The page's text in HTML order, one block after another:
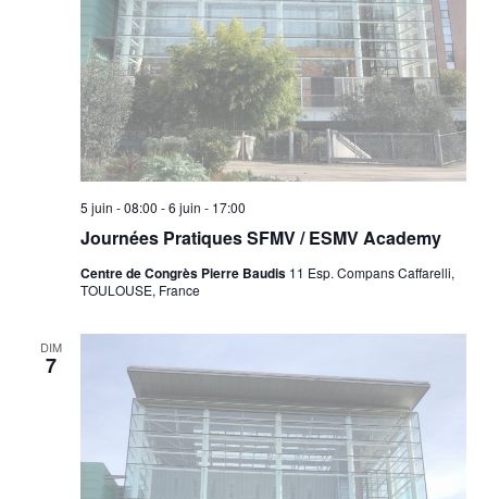
Journées Pratiques SFMV / ESMV Academy
5 juin - 08:00 -6 juin - 17:00
Centre de Congrès Pierre Baudis 11 Esp. Compans Caffarelli,
TOULOUSE, France
DIM
7